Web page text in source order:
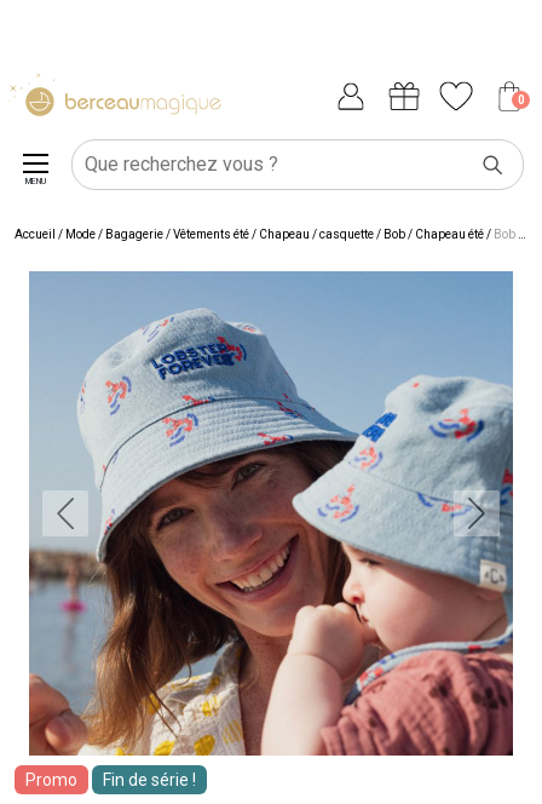
0
MENU
Accueil / Mode / Bagagerie/Vêtements été/ Chapeau / casquette/ Bob / Chapeau été/ Bob bébé réversible Lobster Forever Denim (3-6 mois)
Promo Fin de série !